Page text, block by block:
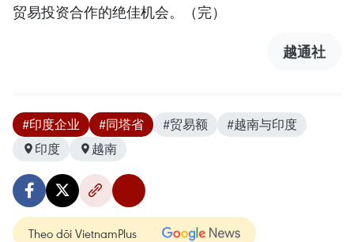
贸易投资合作的绝佳机会。（完）
越通社
#印度企业 #同塔省 #贸易额
#越南与印度
印度
越南
Theo dõi VietnamPlus